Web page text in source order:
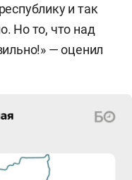
и так
Но то, что над
— оценил